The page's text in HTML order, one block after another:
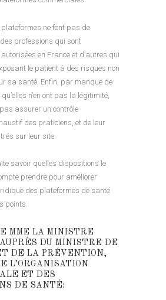
ne font pas de
professions qui sont
en France et d’autres qui
le patient à des risques non
sa santé. Enfin, par manque de
n’en ont pas la légitimité,
assurer un contrôle
des praticiens, et de leur
sur leur site.
savoir quelles dispositions le
prendre pour améliorer
des plateformes de santé
points.
MME LA MINISTRE
DU MINISTRE DE
DE LA PRÉVENTION,
L’ORGANISATION
ET DES
DE SANTÉ: